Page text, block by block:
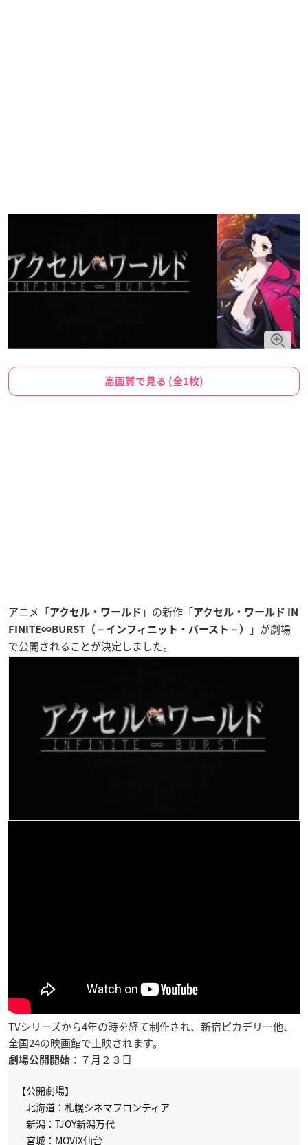
高画質で見る (全1枚)
アニメ「アクセル・ワールド 」の新作 「アクセル・ワールド IN
FINITE∞BURST（－インフィニット・バースト－）
」が劇場
で公開されることが決定しました。
TVシリーズから4年の時を経て制作され、新宿ピカデリー他、
全国24の映画館で上映されます。
劇場公開開始 ： ７月２３日
【公開劇場】
北海道：札幌シネマフロンティア
新潟：TJOY新潟万代
宮城：MOVIX仙台